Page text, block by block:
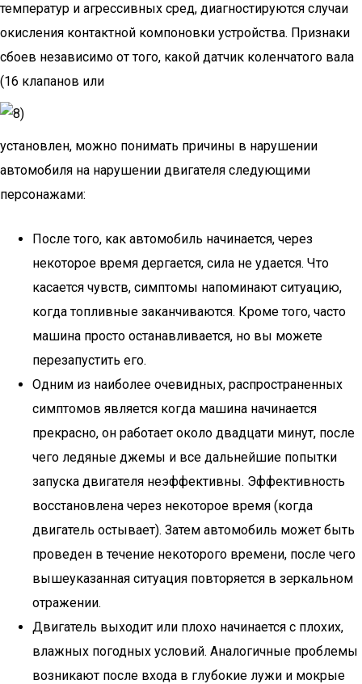
температур и агрессивных сред, диагностируются случаи
окисления контактной компоновки устройства. Признаки
сбоев независимо от того, какой датчик коленчатого вала
(16 клапанов или
установлен, можно понимать причины в нарушении
автомобиля на нарушении двигателя следующими
персонажами:
После того, как автомобиль начинается, через
некоторое время дергается, сила не удается. Что
касается чувств, симптомы напоминают ситуацию,
когда топливные заканчиваются. Кроме того, часто
машина просто останавливается, но вы можете
перезапустить его.
Одним из наиболее очевидных, распространенных
симптомов является когда машина начинается
прекрасно, он работает около двадцати минут, после
чего ледяные джемы и все дальнейшие попытки
запуска двигателя неэффективны. Эффективность
восстановлена ​​через некоторое время (когда
двигатель остывает). Затем автомобиль может быть
проведен в течение некоторого времени, после чего
вышеуказанная ситуация повторяется в зеркальном
отражении.
Двигатель выходит или плохо начинается с плохих,
влажных погодных условий. Аналогичные проблемы
возникают после входа в глубокие лужи и мокрые